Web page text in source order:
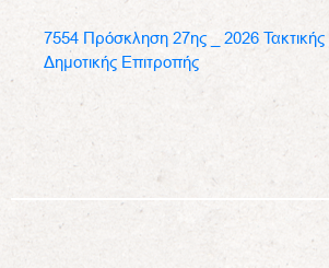
7554 Πρόσκληση 27ης _ 2026 Τακτικής
Δημοτικής Επιτροπής